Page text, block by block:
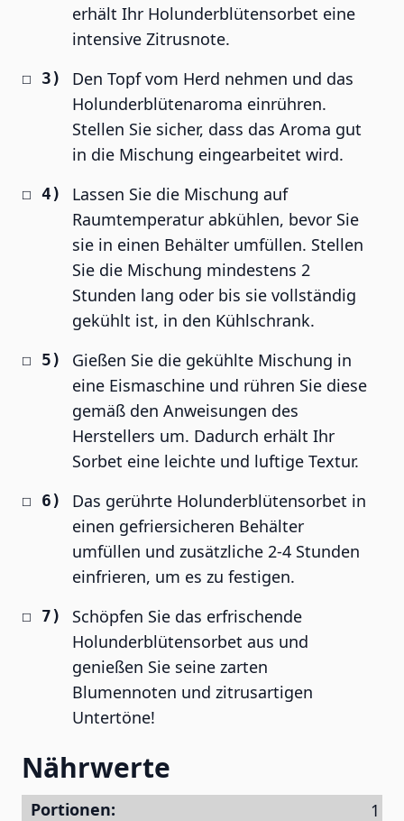
erhält Ihr Holunderblütensorbet eine
intensive Zitrusnote.
Den Topf vom Herd nehmen und das
Holunderblütenaroma einrühren.
Stellen Sie sicher, dass das Aroma gut
in die Mischung eingearbeitet wird.
Lassen Sie die Mischung auf
Raumtemperatur abkühlen, bevor Sie
sie in einen Behälter umfüllen. Stellen
Sie die Mischung mindestens 2
Stunden lang oder bis sie vollständig
gekühlt ist, in den Kühlschrank.
Gießen Sie die gekühlte Mischung in
eine Eismaschine und rühren Sie diese
gemäß den Anweisungen des
Herstellers um. Dadurch erhält Ihr
Sorbet eine leichte und luftige Textur.
Das gerührte Holunderblütensorbet in
einen gefriersicheren Behälter
umfüllen und zusätzliche 2-4 Stunden
einfrieren, um es zu festigen.
Schöpfen Sie das erfrischende
Holunderblütensorbet aus und
genießen Sie seine zarten
Blumennoten und zitrusartigen
Untertöne!
Nährwerte
Portionen: